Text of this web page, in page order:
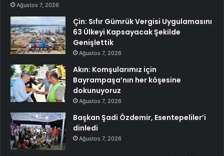
Ağustos 7, 2026
Çin: Sıfır Gümrük Vergisi Uygulamasını
63 Ülkeyi Kapsayacak Şekilde
Genişlettik
Ağustos 7, 2026
Akın: Komşularımız için
Bayrampaşa’nın her köşesine
dokunuyoruz
Ağustos 7, 2026
Başkan Şadi Özdemir, Esentepeliler’i
dinledi
Ağustos 7, 2026